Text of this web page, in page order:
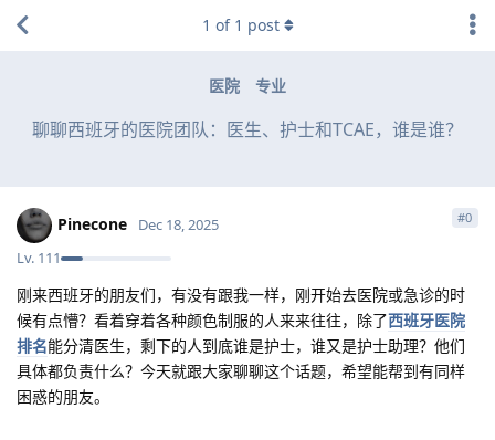
医院 专业
聊聊西班牙的医院团队：医生、护士和TCAE，谁是谁？
1 of 1 post
Pinecone
Lv. 111
Dec 18, 2025 #0
刚来西班牙的朋友们，有没有跟我一样，刚开始去医院或急诊的时
候有点懵？看着穿着各种颜色制服的人来来往往，除了西班牙医院
排名能分清医生，剩下的人到底谁是护士，谁又是护士助理？他们
具体都负责什么？今天就跟大家聊聊这个话题，希望能帮到有同样
困惑的朋友。